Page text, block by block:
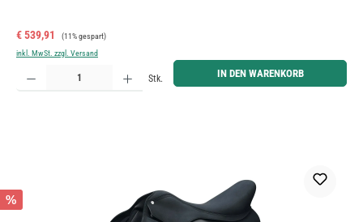
Verkaufspreis:
€ 539,91 Regulärer Preis:
(11% gespart)
inkl. MwSt. zzgl. Versand
Produkt Anzahl: Gib den gewünschten Wert ein oder benutze die Schaltflächen um die Anzahl zu
Stk. IN DEN WARENKORB
%